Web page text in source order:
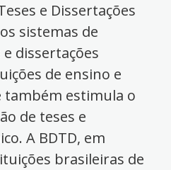
e Dissertações
sistemas de
dissertações
de ensino e
também estimula o
de teses e
A BDTD, em
brasileiras de